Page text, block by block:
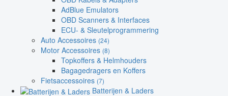
AdBlue Emulators
OBD Scanners & Interfaces
ECU- & Sleutelprogrammering
Auto Accessoires (24)
Motor Accessoires (8)
Topkoffers & Helmhouders
Bagagedragers en Koffers
Fietsaccessoires (7)
Batterijen & Laders